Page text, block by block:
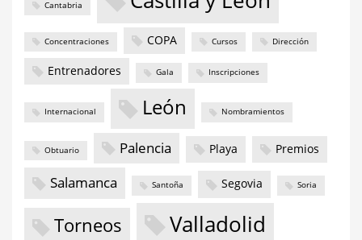
Cantabria
Concentraciones COPA Cursos Dirección
Entrenadores Gala Inscripciones
Internacional León Nombramientos
Obtuario Palencia Playa Premios
Salamanca Santoña Segovia Soria
Torneos Valladolid